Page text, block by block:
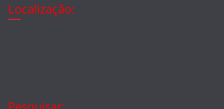
Localização: